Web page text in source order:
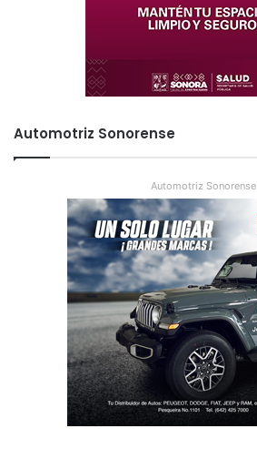
Automotriz Sonorense
Automotriz Sonorense